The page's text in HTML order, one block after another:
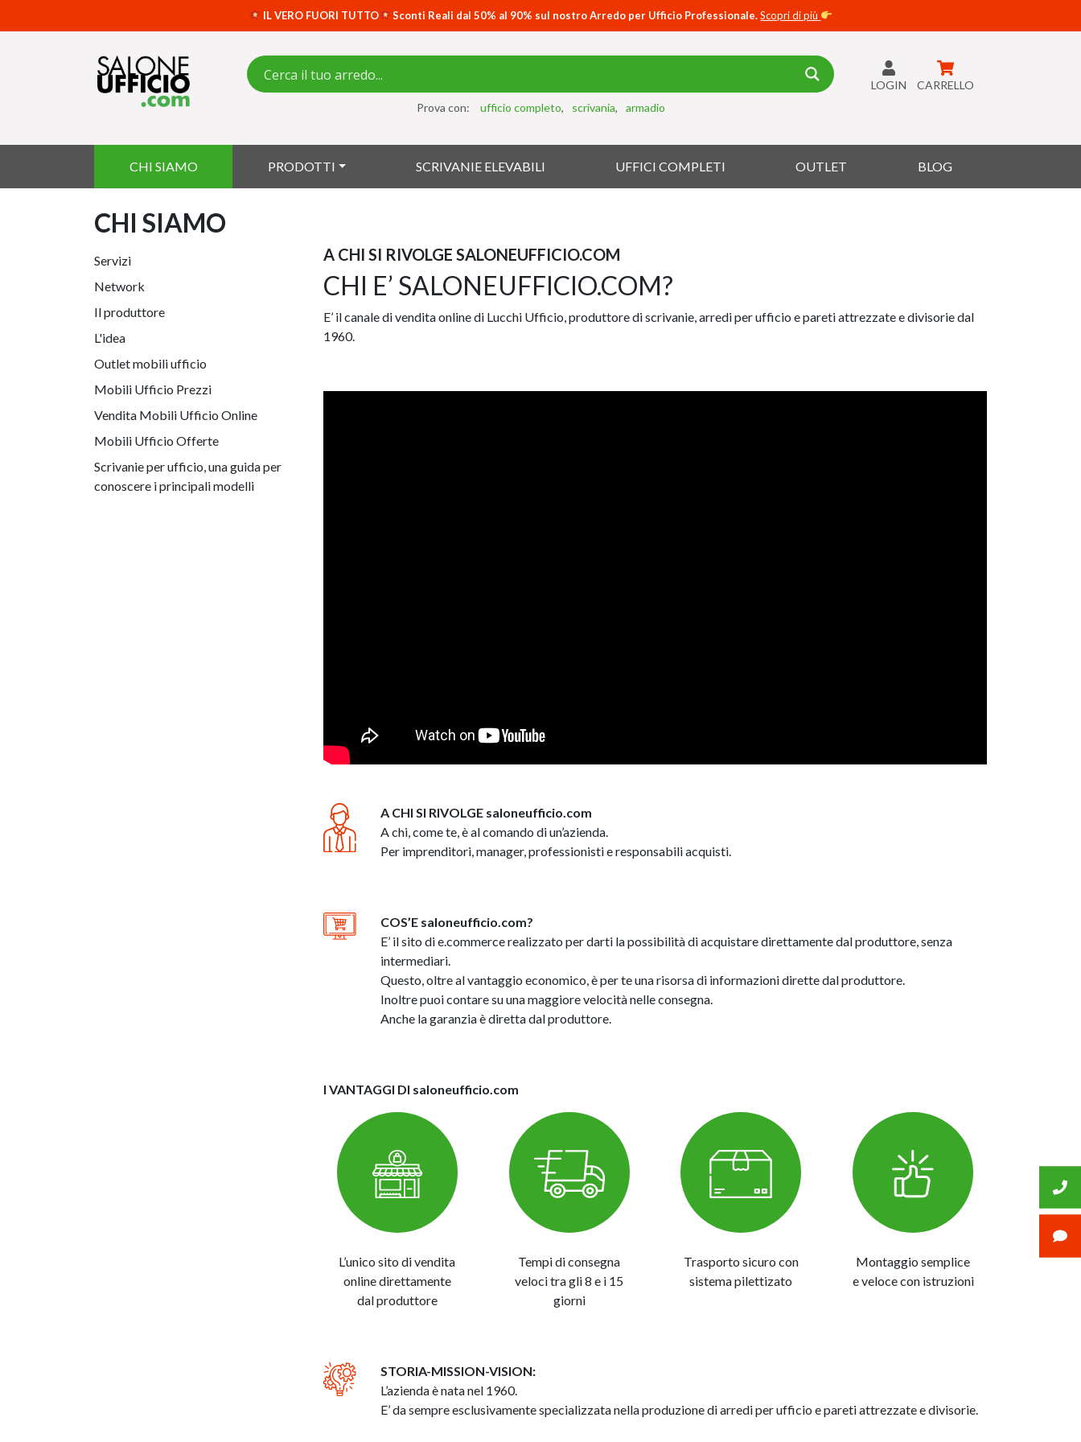
IL VERO FUORI TUTTO Sconti Reali dal 50% al 90% sul nostro Arredo per Ufficio Professionale.Scopri di più
Prova con: ufficio completo scrivania armadio
LOGIN CARRELLO
CHI SIAMO PRODOTTI SCRIVANIE ELEVABILI UFFICI COMPLETI OUTLET BLOG
CHI SIAMO
Servizi
Network
Il produttore
L'idea
Outlet mobili ufficio
Mobili Ufficio Prezzi
Vendita Mobili Ufficio Online
Mobili Ufficio Offerte
Scrivanie per ufficio, una guida per
conoscere i principali modelli
A CHI SI RIVOLGE SALONEUFFICIO.COM
CHI E’ SALONEUFFICIO.COM?
E’ il canale di vendita online di Lucchi Ufficio, produttore di scrivanie, arredi per ufficio e pareti attrezzate e divisorie dal
1960.
A CHI SI RIVOLGE saloneufficio.com
A chi, come te, è al comando di un’azienda.
Per imprenditori, manager, professionisti e responsabili acquisti.
COS’E saloneufficio.com?
E’ il sito di e.commerce realizzato per darti la possibilità di acquistare direttamente dal produttore, senza
intermediari.
Questo, oltre al vantaggio economico, è per te una risorsa di informazioni dirette dal produttore.
Inoltre puoi contare su una maggiore velocità nelle consegna.
Anche la garanzia è diretta dal produttore.
I VANTAGGI DI saloneufficio.com
L’unico sito di vendita
online direttamente
dal produttore
Tempi di consegna
veloci tra gli 8 e i 15
giorni
Trasporto sicuro con
sistema pilettizato
Montaggio semplice
e veloce con istruzioni
STORIA-MISSION-VISION:
L’azienda è nata nel 1960.
E’ da sempre esclusivamente specializzata nella produzione di arredi per ufficio e pareti attrezzate e divisorie.